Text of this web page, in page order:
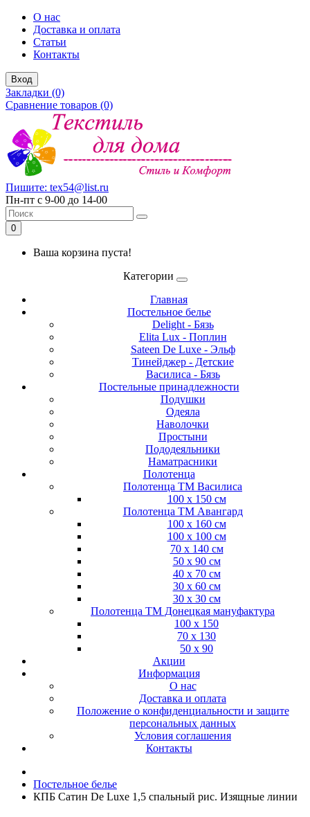
О нас
Доставка и оплата
Статьи
Контакты
Вход
Закладки (0)
Сравнение товаров (0)
Пишите: tex54@list.ru
Пн-пт с 9-00 до 14-00
0
Ваша корзина пуста!
Категории
Главная
Постельное белье
Delight - Бязь
Elita Lux - Поплин
Sateen De Luxe - Эльф
Тинейджер - Детские
Василиса - Бязь
Постельные принадлежности
Подушки
Одеяла
Наволочки
Простыни
Пододеяльники
Наматрасники
Полотенца
Полотенца ТМ Василиса
100 х 150 см
Полотенца ТМ Авангард
100 х 160 см
100 х 100 см
70 х 140 см
50 х 90 см
40 х 70 см
30 х 60 см
30 х 30 см
Полотенца ТМ Донецкая мануфактура
100 х 150
70 х 130
50 х 90
Акции
Информация
О нас
Доставка и оплата
Положение о конфиденциальности и защите
персональных данных
Условия соглашения
Контакты
Постельное белье
КПБ Сатин De Luxe 1,5 спальный рис. Изящные линии